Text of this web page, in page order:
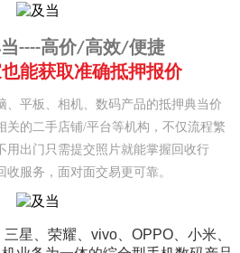
----高价/高效/便捷
能获取准确抵押报价
、平板 、相机、数码产品的抵押典当价
关的二手店铺/平台等机构，不仅流程繁
用出门只需提交照片就能掌握回收行
服务，面对面交易更可靠。
星、荣耀、vivo、OPPO、小米、